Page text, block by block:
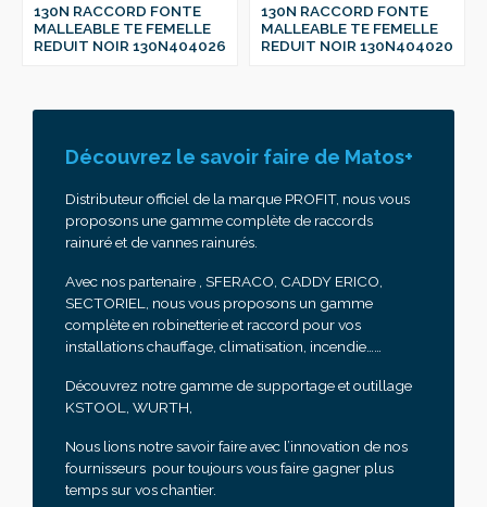
130N RACCORD FONTE
MALLEABLE TE FEMELLE
REDUIT NOIR 130N404026
130N RACCORD FONTE
MALLEABLE TE FEMELLE
REDUIT NOIR 130N404020
Découvrez le savoir faire de Matos+
Distributeur officiel de la marque PROFIT, nous vous
proposons une gamme complète de raccords
rainuré et de vannes rainurés.
Avec nos partenaire , SFERACO, CADDY ERICO,
SECTORIEL, nous vous proposons un gamme
complète en robinetterie et raccord pour vos
installations chauffage, climatisation, incendie……
Découvrez notre gamme de supportage et outillage
KSTOOL, WURTH,
Nous lions notre savoir faire avec l’innovation de nos
fournisseurs pour toujours vous faire gagner plus
temps sur vos chantier.